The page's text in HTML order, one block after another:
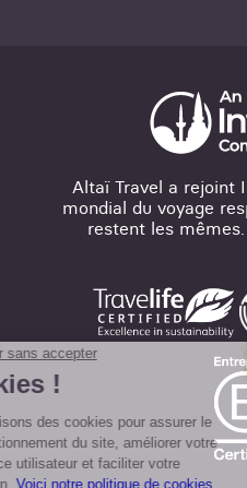
Altaï Travel a rejoint
mondial du voyage
restent les mêmes.